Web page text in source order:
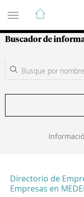
Guía de
Buscador de
Directorio de
Empresas en